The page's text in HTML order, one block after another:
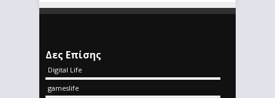
Δες Επίσης
Digital Life
gameslife